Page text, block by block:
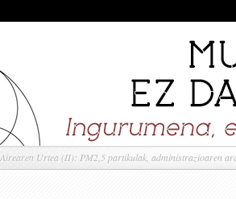
Airearen Urtea (II): PM2,5 partikulak, administrazioaren